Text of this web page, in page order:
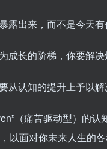
露出来，而不是今天
成长的阶梯，你要解
从认知的提升上予以
（痛苦驱动型）的
以面对你未来人生的各